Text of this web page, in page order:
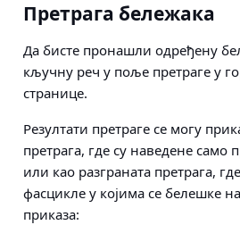
Претрага бележака
Да бисте пронашли одређену
кључну реч у поље претраге у
странице.
Резултати претраге се могу
претрага, где су наведене само
или као разграната претрага,
фасцикле у којима се белешке
приказа: